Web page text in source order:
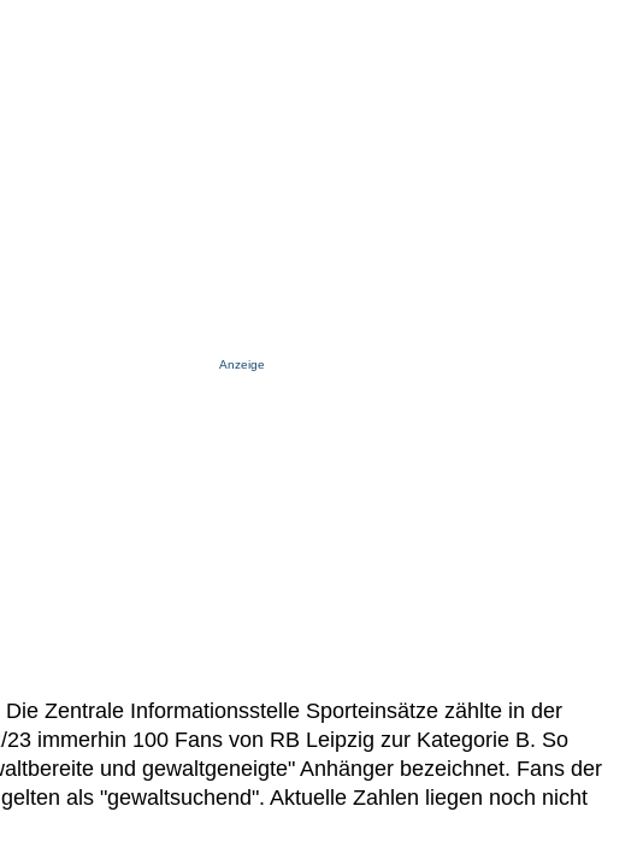
Anzeige
Die Zentrale Informationsstelle Sporteinsätze zählte in der
23 immerhin 100 Fans von RB Leipzig zur Kategorie B. So
und gewaltgeneigte" Anhänger bezeichnet. Fans der
als "gewaltsuchend". Aktuelle Zahlen liegen noch nicht